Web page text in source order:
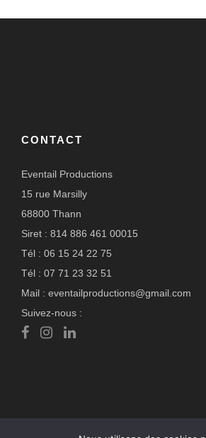
CONTACT
Eventail Productions
15 rue Marsilly
68800 Thann
Siret : 814 886 461 00015
Tél : 06 15 24 22 75
Tél : 07 71 23 32 51
Mail : eventailproductions@gmail.com
Suivez-nous :